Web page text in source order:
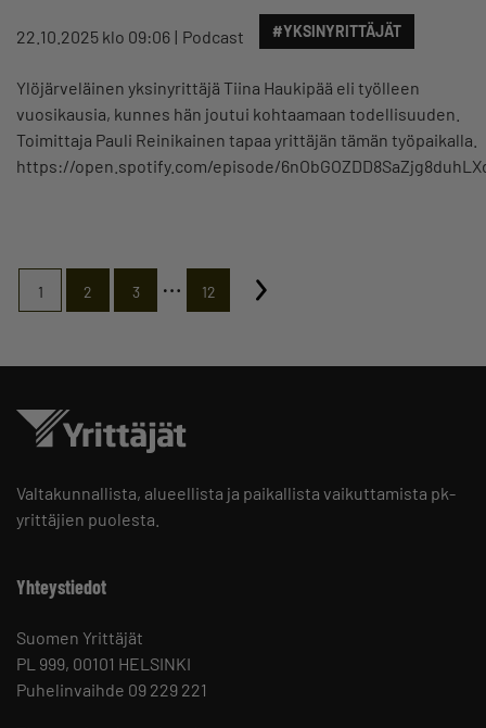
22.10.2025 klo 09:06 Podcast #YKSINYRITTÄJÄT
Ylöjärveläinen yksinyrittäjä Tiina Haukipää eli työlleen
vuosikausia, kunnes hän joutui kohtaamaan todellisuuden.
Toimittaja Pauli Reinikainen tapaa yrittäjän tämän työpaikalla.
https://open.spotify.com/episode/
1 2 3 … 12
Valtakunnallista, alueellista ja paikallista vaikuttamista pk-
yrittäjien puolesta.
Yhteystiedot
Suomen Yrittäjät
PL 999, 00101 HELSINKI
Puhelinvaihde 09 229 221